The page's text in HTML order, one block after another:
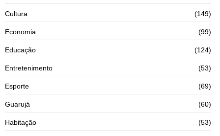
Cultura (149)
Economia (99)
Educação (124)
Entretenimento (53)
Esporte (69)
Guarujá (60)
Habitação (53)